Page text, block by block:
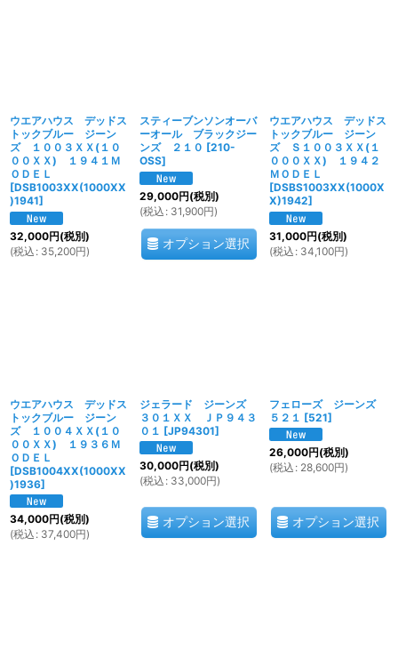
ウエアハウス デッドス
トックブルー ジーン
ズ １００３ＸＸ(１０
００ＸＸ) １９４１Ｍ
ＯＤＥＬ
[DSB1003XX(1000XX
)1941]
32,000円(税別)
(税込 : 35,200円)
スティーブンソンオーバ
ーオール ブラックジー
ンズ ２１０ [210-
OSS]
29,000円(税別)
(税込 : 31,900円)
オプション選択
ウエアハウス デッドス
トックブルー ジーン
ズ Ｓ１００３ＸＸ(１
０００ＸＸ) １９４２
ＭＯＤＥＬ
[DSBS1003XX(1000X
X)1942]
31,000円(税別)
(税込 : 34,100円)
ウエアハウス デッドス
トックブルー ジーン
ズ １００４ＸＸ(１０
００ＸＸ) １９３６Ｍ
ＯＤＥＬ
[DSB1004XX(1000XX
)1936]
34,000円(税別)
(税込 : 37,400円)
ジェラード ジーンズ
３０１ＸＸ ＪＰ９４３
０１ [JP94301]
30,000円(税別)
(税込 : 33,000円)
オプション選択
フェローズ ジーンズ
５２１ [521]
26,000円(税別)
(税込 : 28,600円)
オプション選択